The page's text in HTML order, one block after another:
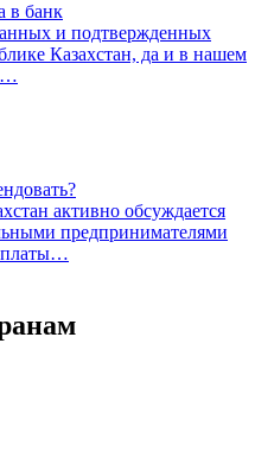
в банк
и подтвержденных
Казахстан, да и в нашем
активно обсуждается
предпринимателями